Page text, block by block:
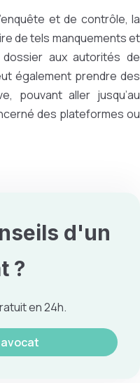
et de contrôle, la
de tels manquements et
aux autorités de
également prendre des
pouvant aller jusqu’au
des plateformes ou
d'un
?
en 24h.